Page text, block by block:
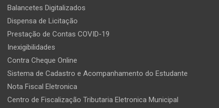
Balancetes Digitalizados
Dispensa de Licitação
Prestação de Contas COVID-19
Inexigibilidades
Contra Cheque Online
Sistema de Cadastro e Acompanhamento do Estudante
Nota Fiscal Eletronica
Centro de Fiscalização Tributaria Eletronica Municipal